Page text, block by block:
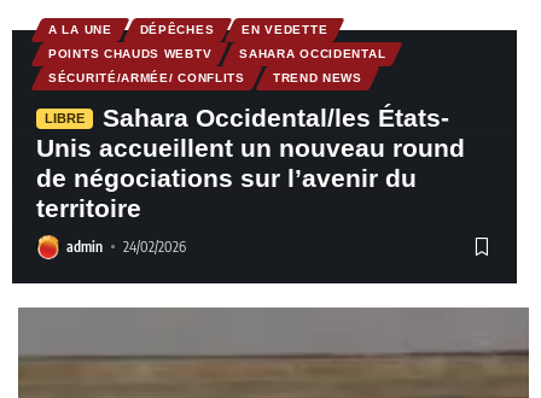
A LA UNE DÉPÊCHES
EN VEDETTE
POINTS CHAUDS WEBTV
SAHARA OCCIDENTAL
SÉCURITÉ/ARMÉE/ CONFLITS
TREND NEWS
LIBRE
Sahara Occidental/les États-
Unis accueillent un nouveau round
de négociations sur l’avenir du
territoire
admin 24/02/2026